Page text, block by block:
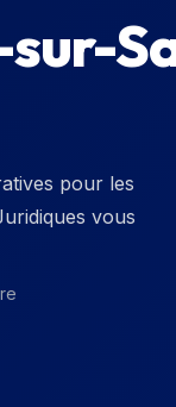
pour les
vous